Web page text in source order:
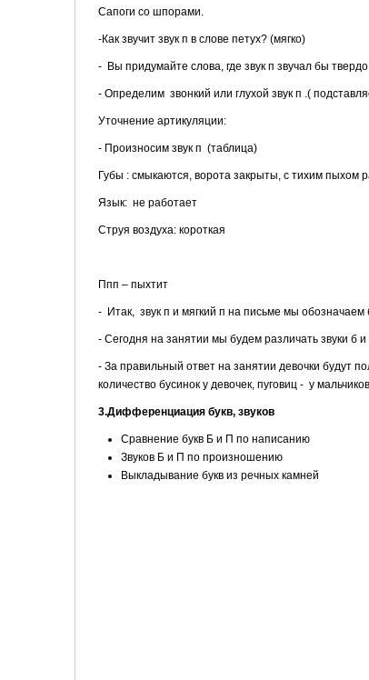
Сапоги со шпорами.
-Как звучит звук п в слове петух? (мягко)
- Вы придумайте слова, где звук п звучал бы
- Определим звонкий или глухой звук п .(
Уточнение артикуляции:
- Произносим звук п (таблица)
Губы : смыкаются, ворота закрыты, с тихим пыхом
Язык: не работает
Струя воздуха: короткая
Ппп – пыхтит
- Итак, звук п и мягкий п на письме мы
- Сегодня на занятии мы будем различать звуки б и
- За правильный ответ на занятии девочки будут
количество бусинок у девочек, пуговиц - у
3.Дифференциация букв, звуков
Сравнение букв Б и П по написанию
Звуков Б и П по произношению
Выкладывание букв из речных камней